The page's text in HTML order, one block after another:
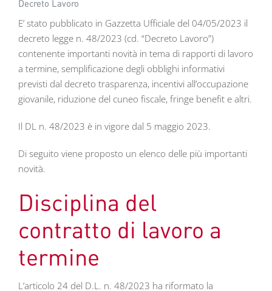
Decreto Lavoro
E’ stato pubblicato in Gazzetta Ufficiale del 04/05/2023 il
decreto legge n. 48/2023 (cd. “Decreto Lavoro”)
contenente importanti novità in tema di rapporti di lavoro
a termine, semplificazione degli obblighi informativi
previsti dal decreto trasparenza, incentivi all’occupazione
giovanile, riduzione del cuneo fiscale, fringe benefit e altri.
Il DL n. 48/2023 è in vigore dal 5 maggio 2023.
Di seguito viene proposto un elenco delle più importanti
novità.
Disciplina del
contratto di lavoro a
termine
L’articolo 24 del D.L. n. 48/2023 ha riformato la